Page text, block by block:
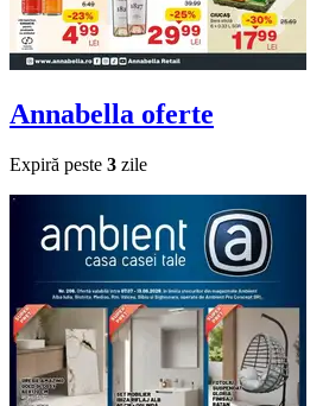
Annabella oferte
Expiră peste 3 zile